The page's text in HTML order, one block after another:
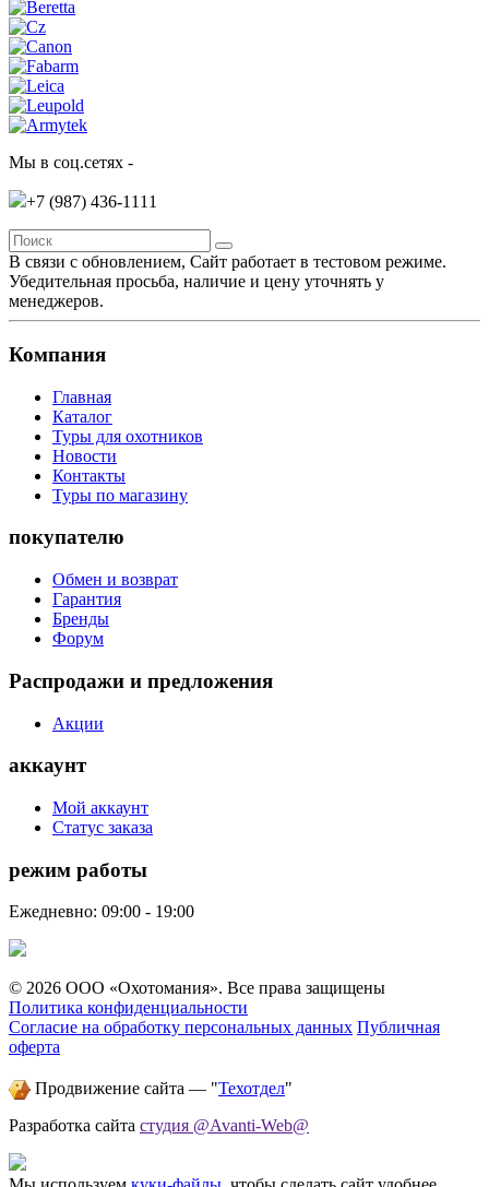
Мы в соц.сетях -
+7 (987) 436-1111
В связи с обновлением, Сайт работает в тестовом режиме.
Убедительная просьба, наличие и цену уточнять у
менеджеров.
Компания
Главная
Каталог
Туры для охотников
Новости
Контакты
Туры по магазину
покупателю
Обмен и возврат
Гарантия
Бренды
Форум
Распродажи и предложения
Акции
аккаунт
Мой аккаунт
Статус заказа
режим работы
Ежедневно: 09:00 - 19:00
© 2026 ООО «Охотомания». Все права защищены
Политика конфиденциальности
Согласие на обработку персональных данных Публичная
оферта
Продвижение сайта — "Техотдел"
Разработка сайта студия @Avanti-Web@